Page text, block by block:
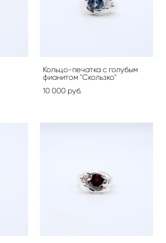
Кольцо-печатка с голубым
фианитом "Скользко"
10 000 pуб.